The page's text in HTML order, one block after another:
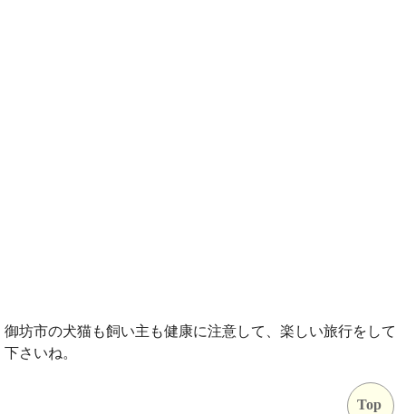
御坊市の犬猫も飼い主も健康に注意して、楽しい旅行をして
下さいね。
Top